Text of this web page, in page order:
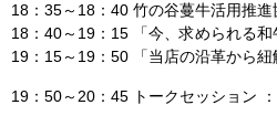
18：35～18：40 竹の谷蔓牛活用推進
18：40～19：15 「今、求められる和
19：15～19：50 「当店の沿革から
19：50～20：45 トークセッション